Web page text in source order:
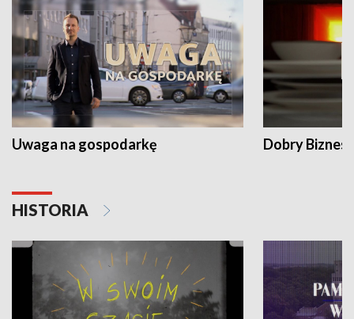
Uwaga na gospodarkę Dobry Biznes
HISTORIA